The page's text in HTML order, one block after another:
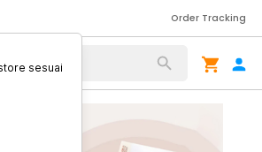
Order Tracking
sesuai